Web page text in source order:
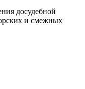
досудебной
и смежных